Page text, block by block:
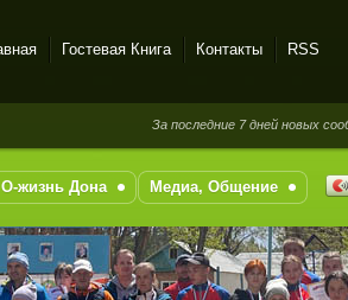
Гостевая Книга Контакты RSS
За последние 7 дней новых сообщений в
О-жизнь Дона Медиа, Общение